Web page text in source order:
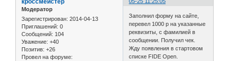
Модератор
Зарегистрирован: 2014-04-13
Приглашений: 0
Сообщений: 104
Уважение: +40
Позитив: +26
Провел на форуме:
Заполнил форму на сайте,
перевел 1000 р на указанные
реквизиты, с фамилией в
сообщении. Получил чек.
Жду появления в стартовом
списке FIDE Open.